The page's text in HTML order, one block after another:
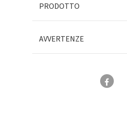
PRODOTTO
AVVERTENZE